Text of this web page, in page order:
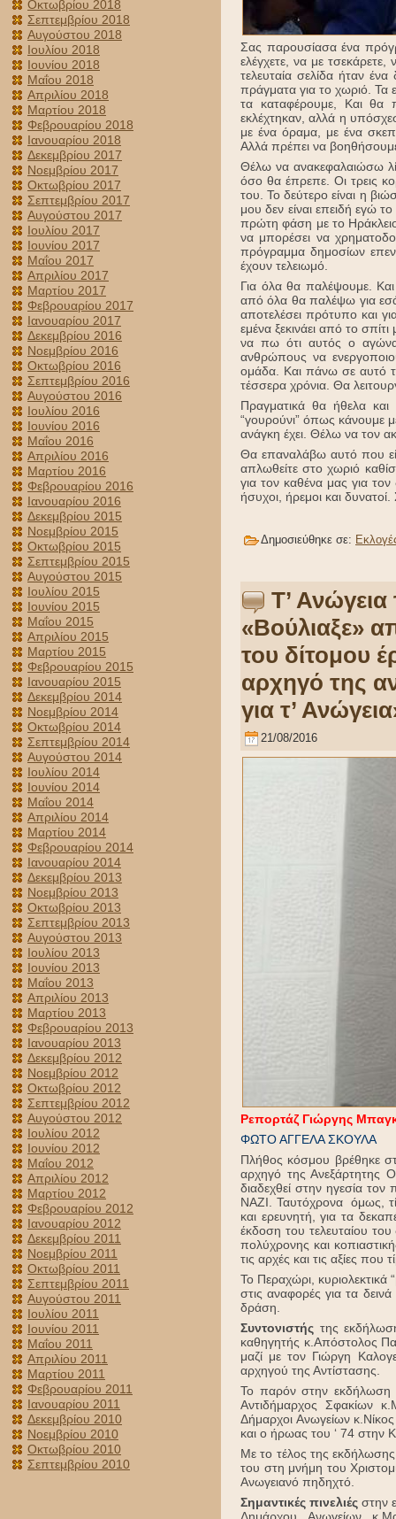
Οκτωβρίου 2018
Σεπτεμβρίου 2018
Αυγούστου 2018
Ιουλίου 2018
Ιουνίου 2018
Μαΐου 2018
Απριλίου 2018
Μαρτίου 2018
Φεβρουαρίου 2018
Ιανουαρίου 2018
Δεκεμβρίου 2017
Νοεμβρίου 2017
Οκτωβρίου 2017
Σεπτεμβρίου 2017
Αυγούστου 2017
Ιουλίου 2017
Ιουνίου 2017
Μαΐου 2017
Απριλίου 2017
Μαρτίου 2017
Φεβρουαρίου 2017
Ιανουαρίου 2017
Δεκεμβρίου 2016
Νοεμβρίου 2016
Οκτωβρίου 2016
Σεπτεμβρίου 2016
Αυγούστου 2016
Ιουλίου 2016
Ιουνίου 2016
Μαΐου 2016
Απριλίου 2016
Μαρτίου 2016
Φεβρουαρίου 2016
Ιανουαρίου 2016
Δεκεμβρίου 2015
Νοεμβρίου 2015
Οκτωβρίου 2015
Σεπτεμβρίου 2015
Αυγούστου 2015
Ιουλίου 2015
Ιουνίου 2015
Μαΐου 2015
Απριλίου 2015
Μαρτίου 2015
Φεβρουαρίου 2015
Ιανουαρίου 2015
Δεκεμβρίου 2014
Νοεμβρίου 2014
Οκτωβρίου 2014
Σεπτεμβρίου 2014
Αυγούστου 2014
Ιουλίου 2014
Ιουνίου 2014
Μαΐου 2014
Απριλίου 2014
Μαρτίου 2014
Φεβρουαρίου 2014
Ιανουαρίου 2014
Δεκεμβρίου 2013
Νοεμβρίου 2013
Οκτωβρίου 2013
Σεπτεμβρίου 2013
Αυγούστου 2013
Ιουλίου 2013
Ιουνίου 2013
Μαΐου 2013
Απριλίου 2013
Μαρτίου 2013
Φεβρουαρίου 2013
Ιανουαρίου 2013
Δεκεμβρίου 2012
Νοεμβρίου 2012
Οκτωβρίου 2012
Σεπτεμβρίου 2012
Αυγούστου 2012
Ιουλίου 2012
Ιουνίου 2012
Μαΐου 2012
Απριλίου 2012
Μαρτίου 2012
Φεβρουαρίου 2012
Ιανουαρίου 2012
Δεκεμβρίου 2011
Νοεμβρίου 2011
Οκτωβρίου 2011
Σεπτεμβρίου 2011
Αυγούστου 2011
Ιουλίου 2011
Ιουνίου 2011
Μαΐου 2011
Απριλίου 2011
Μαρτίου 2011
Φεβρουαρίου 2011
Ιανουαρίου 2011
Δεκεμβρίου 2010
Νοεμβρίου 2010
Οκτωβρίου 2010
Σεπτεμβρίου 2010
Σας παρουσίασα ένα
ελέγχετε, να με
τελευταία σελίδα ήταν
πράγματα για το χωριό. Τα
τα καταφέρουμε, Και θα
εκλέχτηκαν, αλλά η
με ένα όραμα, με ένα
Αλλά πρέπει να
Θέλω να ανακεφαλαιώσω
όσο θα έπρεπε. Οι τρεις
του. Το δεύτερο είναι η
μου δεν είναι επειδή εγώ
πρώτη φάση με το
να μπορέσει να
πρόγραμμα δημοσίων
έχουν τελειωμό.
Για όλα θα παλέψουμε.
από όλα θα παλέψω για
αποτελέσει πρότυπο και
εμένα ξεκινάει από το
να πω ότι αυτός ο
ανθρώπους να
ομάδα. Και πάνω σε αυτό
τέσσερα χρόνια. Θα
Πραγματικά θα ήθελα
“γουρούνι” όπως κάνουμε
ανάγκη έχει. Θέλω να τον
Θα επαναλάβω αυτό που
απλωθείτε στο χωριό
για τον καθένα μας για
ήσυχοι, ήρεμοι και
Δημοσιεύθηκε σε:
Τ’
«Βούλιαξε»
του δίτομου
αρχηγό της
για τ’
21/08/2016
Ρεπορτάζ Γιώργης
ΦΩΤΟ ΑΓΓΕΛΑ ΣΚΟΥΛΑ
Πλήθος κόσμου βρέθηκε
αρχηγό της Ανεξάρτητης
διαδεχθεί στην ηγεσία
ΝΑΖΙ. Ταυτόχρονα όμως,
και ερευνητή, για τα
έκδοση του τελευταίου
πολύχρονης και
τις αρχές και τις αξίες που
Το Περαχώρι,
στις αναφορές για τα
δράση.
Συντονιστής της
καθηγητής κ.Απόστολος
μαζί με τον Γιώργη
αρχηγού της Αντίστασης.
Το παρόν στην εκδήλωση
Αντιδήμαρχος Σφακίων
Δήμαρχοι Ανωγείων
και ο ήρωας του ‘ 74
Με το τέλος της
του στη μνήμη του
Ανωγειανό πηδηχτό.
Σημαντικές πινελιές στην